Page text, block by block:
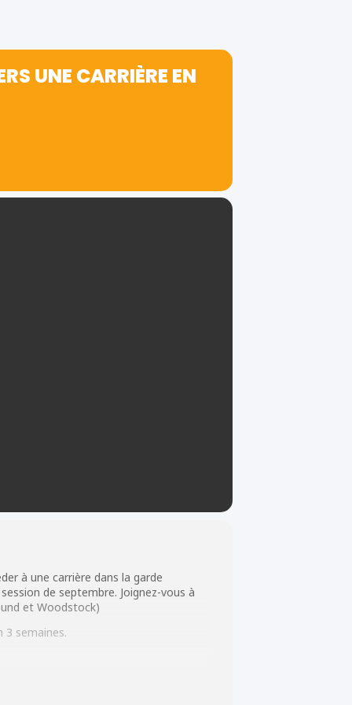
UNE CARRIÈRE EN
à une carrière dans la garde
de septembre. Joignez-vous à
et Woodstock)
3 semaines.